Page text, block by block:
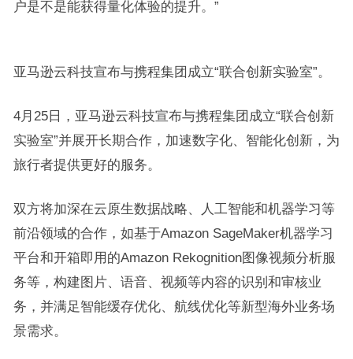
户是不是能获得量化体验的提升。”
亚马逊云科技宣布与携程集团成立“联合创新实验室”。
4月25日，亚马逊云科技宣布与携程集团成立“联合创新
实验室”并展开长期合作，加速数字化、智能化创新，为
旅行者提供更好的服务。
双方将加深在云原生数据战略、人工智能和机器学习等
前沿领域的合作，如基于Amazon SageMaker机器学习
平台和开箱即用的Amazon Rekognition图像视频分析服
务等，构建图片、语音、视频等内容的识别和审核业
务，并满足智能缓存优化、航线优化等新型海外业务场
景需求。